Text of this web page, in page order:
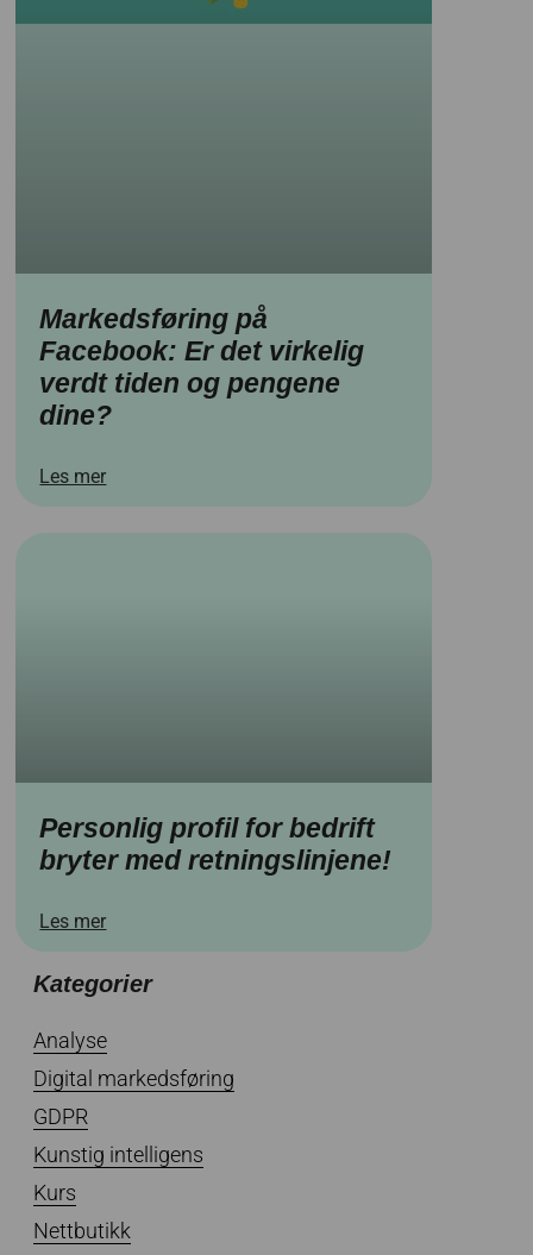
Markedsføring på
Facebook: Er det virkelig
verdt tiden og pengene
dine?
Les mer
Personlig profil for bedrift
bryter med retningslinjene!
Les mer
Kategorier
Analyse
Digital markedsføring
GDPR
Kunstig intelligens
Kurs
Nettbutikk